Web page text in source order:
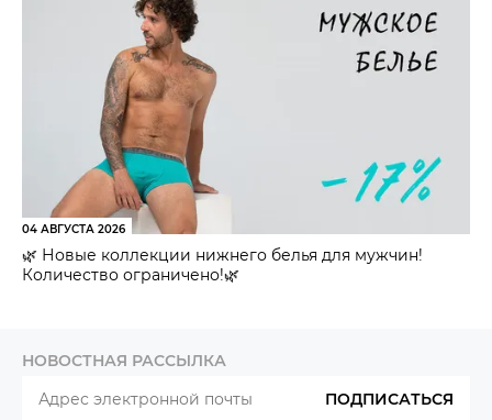
04 АВГУСТА 2026
🌿 Новые коллекции нижнего белья для мужчин!
Количество ограничено!🌿
НОВОСТНАЯ РАССЫЛКА
ПОДПИСАТЬСЯ